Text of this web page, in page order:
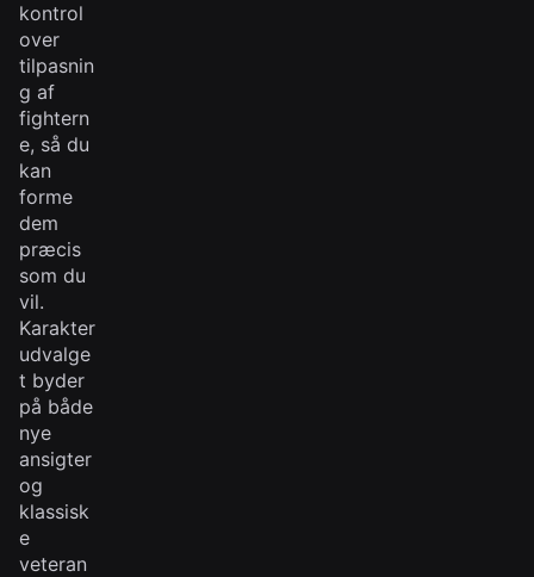
kontrol
over
tilpasnin
g af
fightern
e, så du
kan
forme
dem
præcis
som du
vil.
Karakter
udvalge
t byder
på både
nye
ansigter
og
klassisk
e
veteran